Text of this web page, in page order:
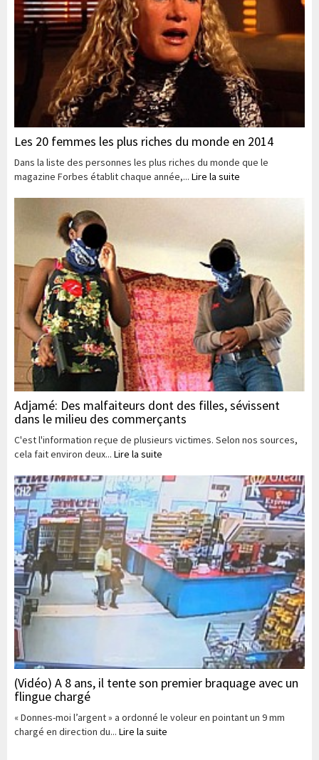
Les 20 femmes les plus riches du monde en 2014
Dans la liste des personnes les plus riches du monde que le
magazine Forbes établit chaque année,... Lire la suite
Adjamé: Des malfaiteurs dont des filles, sévissent
dans le milieu des commerçants
C'est l'information reçue de plusieurs victimes. Selon nos sources,
cela fait environ deux... Lire la suite
(Vidéo) A 8 ans, il tente son premier braquage avec un
flingue chargé
« Donnes-moi l’argent » a ordonné le voleur en pointant un 9 mm
chargé en direction du... Lire la suite